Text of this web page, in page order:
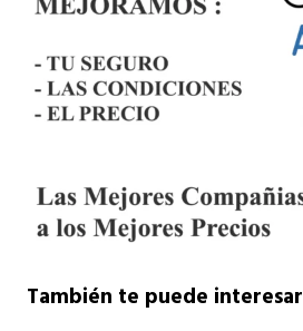
También te puede interesar